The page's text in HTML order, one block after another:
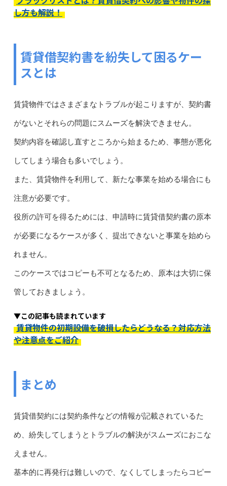
し方も解説！
賃貸借契約書を紛失して困るケー
スとは
賃貸物件ではさまざまなトラブルが起こりますが、契約書
がないとそれらの問題にスムーズを解決できません。
契約内容を確認し直すところから始まるため、事態が悪化
してしまう場合も多いでしょう。
また、賃貸物件を利用して、新たな事業を始める場合にも
注意が必要です。
役所の許可を得るためには、申請時に賃貸借契約書の原本
が必要になるケースが多く、提出できないと事業を始めら
れません。
このケースではコピーも不可となるため、原本は大切に保
管しておきましょう。
▼この記事も読まれています
賃貸物件の初期設備を破損したらどうなる？対応方法
や注意点をご紹介
まとめ
賃貸借契約には契約条件などの情報が記載されているた
め、紛失してしまうとトラブルの解決がスムーズにおこな
えません。
基本的に再発行は難しいので、なくしてしまったらコピー